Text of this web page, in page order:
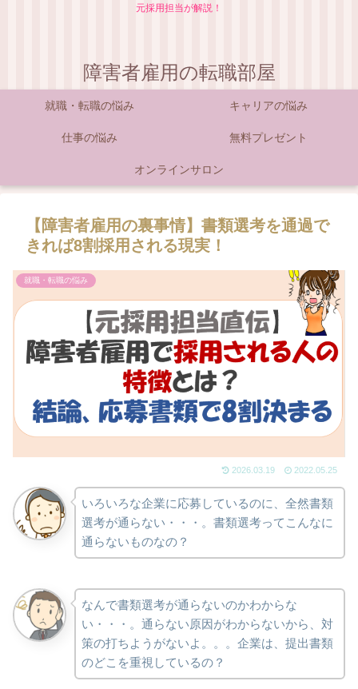
元採用担当が解説！
障害者雇用の転職部屋
就職・転職の悩み キャリアの悩み
仕事の悩み 無料プレゼント
オンラインサロン
【障害者雇用の裏事情】書類選考を通過で
きれば8割採用される現実！
就職・転職の悩み
2026.03.19 2022.05.25
いろいろな企業に応募しているのに、全然書類
選考が通らない・・・。書類選考ってこんなに
通らないものなの？
なんで書類選考が通らないのかわからな
い・・・。通らない原因がわからないから、対
策の打ちようがないよ。。。企業は、提出書類
のどこを重視しているの？